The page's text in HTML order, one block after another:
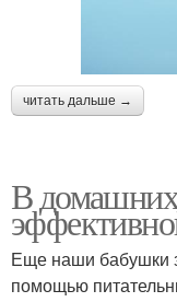
читать дальше →
В домашних
Еще наши бабушки
помощью